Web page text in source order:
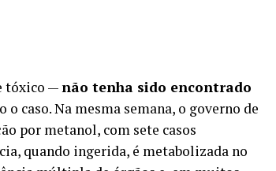
tóxico —não tenha sido encontrado
caso. Na mesma semana, o governo de
por metanol, com sete casos
quando ingerida, é metabolizada no